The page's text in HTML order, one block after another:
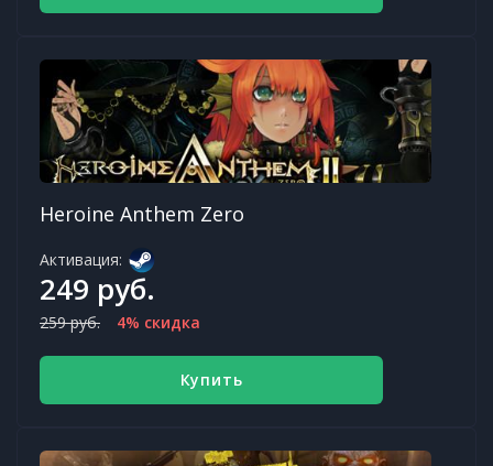
Heroine Anthem Zero
Активация:
249 руб.
259 руб. 4% скидка
Купить